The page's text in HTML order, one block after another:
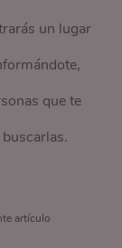
un lugar
que te
artículo